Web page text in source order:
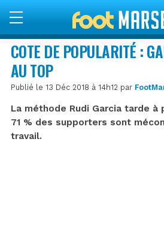
COTE DE POPULARITÉ :
AU TOP
Publié le 13 Déc 2018 à 14h12 par
La méthode Rudi Garcia tarde
71 % des supporters sont
travail.